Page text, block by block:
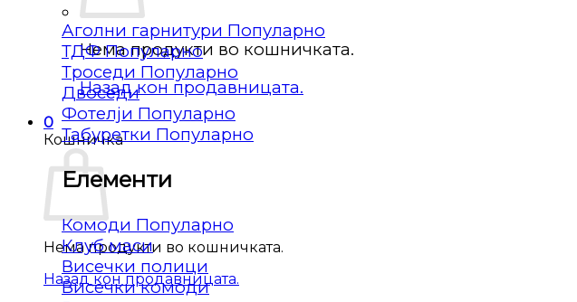
Нема продукти во кошничката.
Назад кон продавницата.
0
Кошничка
Нема продукти во кошничката.
Назад кон продавницата.
Аголни гарнитури
ТДФ
Троседи
Двоседи
Фотелји
Табуретки
Елементи
Комоди
Клуб маси
Висечки полици
Висечки комоди